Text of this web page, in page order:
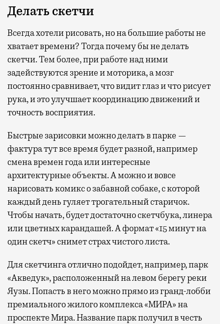
Делать скетчи
Всегда хотели рисовать, но на большие работы не
хватает времени? Тогда почему бы не делать
скетчи. Тем более, при работе над ними
задействуются зрение и моторика, а мозг
постоянно сравнивает, что видит глаз и что рисует
рука, и это улучшает координацию движений и
точность восприятия.
Быстрые зарисовки можно делать в парке —
фактура тут все время будет разной, например
смена времен года или интересные
архитектурные объекты. А можно и вовсе
нарисовать комикс о забавной собаке, с которой
каждый день гуляет трогательный старичок.
Чтобы начать, будет достаточно скетчбука, линера
или цветных карандашей. А формат «15 минут на
один скетч» снимет страх чистого листа.
Для скетчинга отлично подойдет, например, парк
«Акведук», расположенный на левом берегу реки
Яузы. Попасть в него можно прямо из гранд-лобби
премиального жилого комплекса «МИРА» на
проспекте Мира. Название парк получил в честь